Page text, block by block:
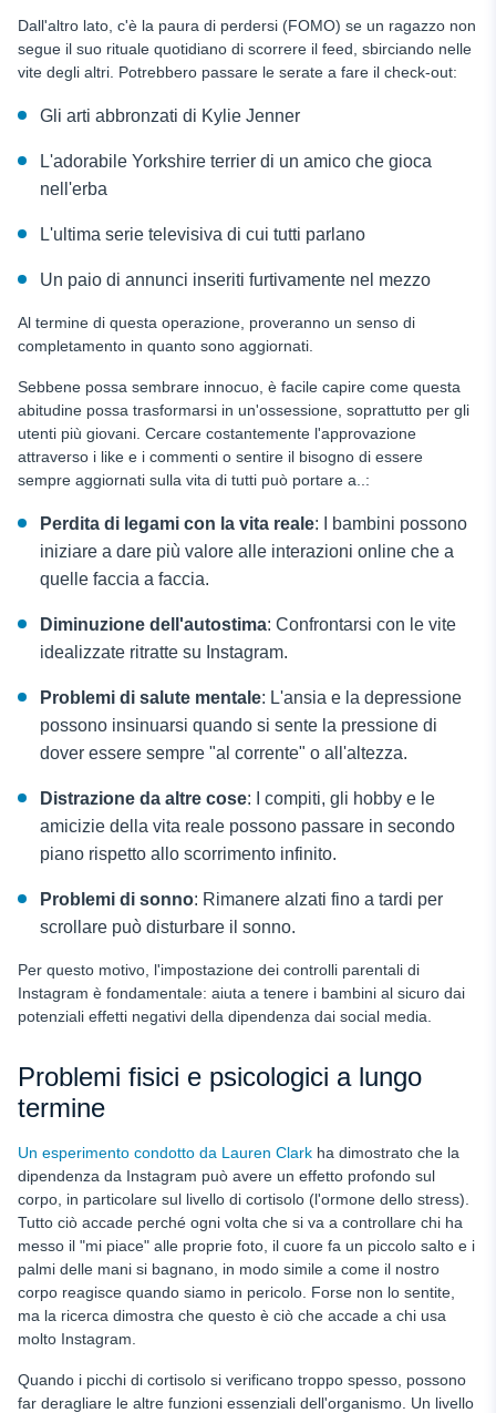
Dall'altro lato, c'è la paura di perdersi (FOMO) se un ragazzo non
segue il suo rituale quotidiano di scorrere il feed, sbirciando nelle
vite degli altri. Potrebbero passare le serate a fare il check-out:
Gli arti abbronzati di Kylie Jenner
L'adorabile Yorkshire terrier di un amico che gioca
nell'erba
L'ultima serie televisiva di cui tutti parlano
Un paio di annunci inseriti furtivamente nel mezzo
Al termine di questa operazione, proveranno un senso di
completamento in quanto sono aggiornati.
Sebbene possa sembrare innocuo, è facile capire come questa
abitudine possa trasformarsi in un'ossessione, soprattutto per gli
utenti più giovani. Cercare costantemente l'approvazione
attraverso i like e i commenti o sentire il bisogno di essere
sempre aggiornati sulla vita di tutti può portare a..:
Perdita di legami con la vita reale: I bambini possono
iniziare a dare più valore alle interazioni online che a
quelle faccia a faccia.
Diminuzione dell'autostima: Confrontarsi con le vite
idealizzate ritratte su Instagram.
Problemi di salute mentale: L'ansia e la depressione
possono insinuarsi quando si sente la pressione di
dover essere sempre "al corrente" o all'altezza.
Distrazione da altre cose: I compiti, gli hobby e le
amicizie della vita reale possono passare in secondo
piano rispetto allo scorrimento infinito.
Problemi di sonno: Rimanere alzati fino a tardi per
scrollare può disturbare il sonno.
Per questo motivo, l'impostazione dei controlli parentali di
Instagram è fondamentale: aiuta a tenere i bambini al sicuro dai
potenziali effetti negativi della dipendenza dai social media.
Problemi fisici e psicologici a lungo
termine
Un esperimento condotto da Lauren Clark ha dimostrato che la
dipendenza da Instagram può avere un effetto profondo sul
corpo, in particolare sul livello di cortisolo (l'ormone dello stress).
Tutto ciò accade perché ogni volta che si va a controllare chi ha
messo il "mi piace" alle proprie foto, il cuore fa un piccolo salto e i
palmi delle mani si bagnano, in modo simile a come il nostro
corpo reagisce quando siamo in pericolo. Forse non lo sentite,
ma la ricerca dimostra che questo è ciò che accade a chi usa
molto Instagram.
Quando i picchi di cortisolo si verificano troppo spesso, possono
far deragliare le altre funzioni essenziali dell'organismo. Un livello